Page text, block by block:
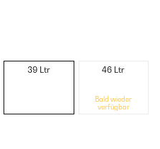
39 Ltr 46 Ltr
Bald wieder
verfügbar